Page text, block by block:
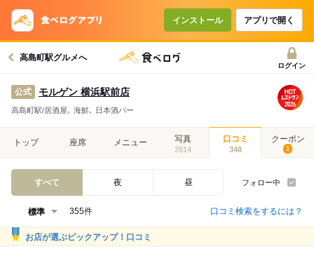
インストール アプリで開く
高島町駅グルメへ
ログイン
公式 モルゲン 横浜駅前店
高島町駅/居酒屋､ 海鮮､ 日本酒バー
トップ 座席 メニュー 写真
2814
口コミ
348
クーポン
1
すべて 夜 昼 フォロー中
355件 口コミ検索をするには？
お店が選ぶピックアップ！口コミ